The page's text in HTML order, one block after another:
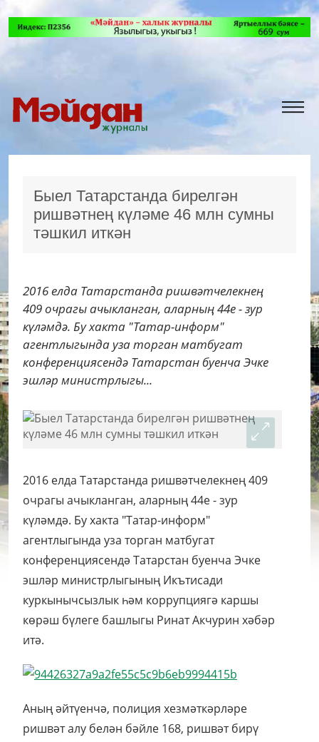
Быел Татарстанда бирелгән
ришвәтнең күләме 46 млн сумны
тәшкил иткән
2016 елда Татарстанда ришвәтчелекнең
409 очрагы ачыкланган, аларның 44е - зур
күләмдә. Бу хакта "Татар-информ"
агентлыгында уза торган матбугат
конференциясендә Татарстан буенча Эчке
эшләр министрлыгы...
2016 елда Татарстанда ришвәтчелекнең 409
очрагы ачыкланган, аларның 44е - зур
күләмдә. Бу хакта "Татар-информ"
агентлыгында уза торган матбугат
конференциясендә Татарстан буенча Эчке
эшләр министрлыгының Икътисади
куркынычсызлык һәм коррупциягә каршы
көрәш бүлеге башлыгы Ринат Акчурин хәбәр
итә.
Аның әйтүенчә, полиция хезмәткәрләре
ришвәт алу белән бәйле 168, ришвәт бирү